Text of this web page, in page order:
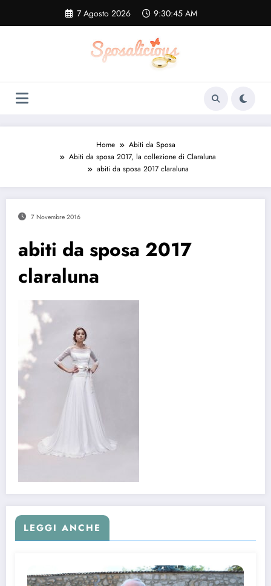
contenuto
7 Agosto 2026 9:30:46 AM
Home
Abiti da Sposa
Abiti da sposa 2017, la collezione di Claraluna
abiti da sposa 2017 claraluna
7 Novembre 2016
abiti da sposa 2017
claraluna
LEGGI ANCHE